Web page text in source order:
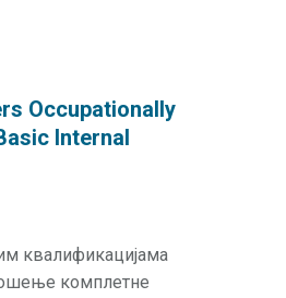
Occupationally
Internal
квалификацијама
комплетне